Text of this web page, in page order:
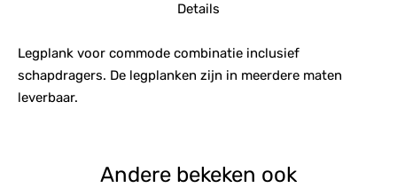
Details
Legplank voor commode combinatie inclusief
schapdragers. De legplanken zijn in meerdere maten
leverbaar.
Andere bekeken ook